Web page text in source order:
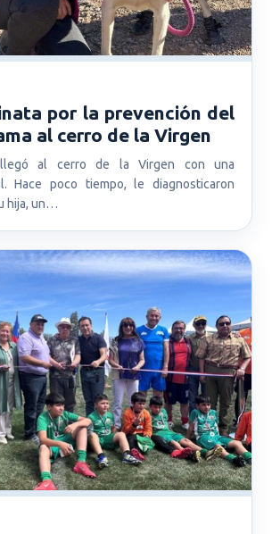
por la prevención del
al cerro de la Virgen
llegó al cerro de la Virgen con una
Hace poco tiempo, le diagnosticaron
hija, un…